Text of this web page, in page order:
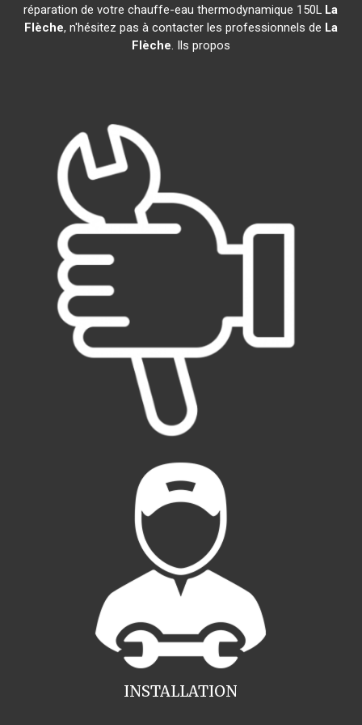
réparation de votre chauffe-eau thermodynamique 150L La
Flèche, n'hésitez pas à contacter les professionnels de La
Flèche. Ils propos
INSTALLATION